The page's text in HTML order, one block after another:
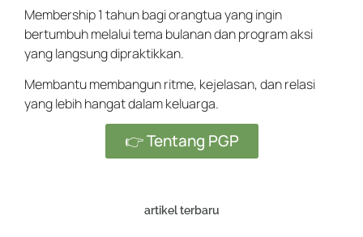
Membership 1 tahun bagi orangtua yang ingin
bertumbuh melalui tema bulanan dan program aksi
yang langsung dipraktikkan.
Membantu membangun ritme, kejelasan, dan relasi
yang lebih hangat dalam keluarga.
👉 Tentang PGP
artikel terbaru